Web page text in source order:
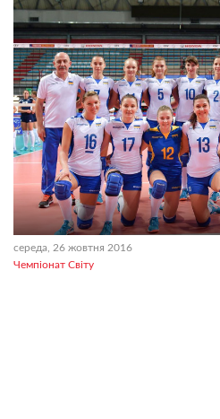
середа, 26 жовтня 2016
Чемпіонат Світу